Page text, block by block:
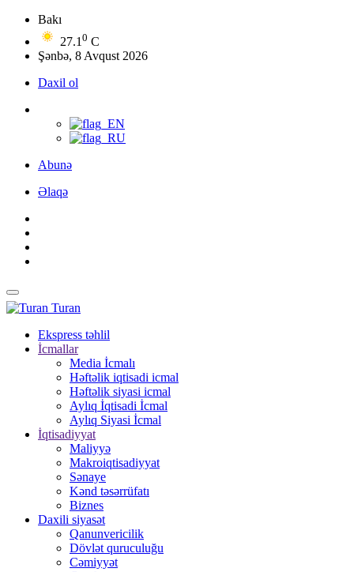
Bakı
27.1 0 C
Şənbə, 8 Avqust 2026
Daxil ol
Abunə
Əlaqə
Turan
Ekspress təhlil
İcmallar
Media İcmalı
Həftəlik iqtisadi icmal
Həftəlik siyasi icmal
Aylıq İqtisadi İcmal
Aylıq Siyasi İcmal
İqtisadiyyat
Maliyyə
Makroiqtisadiyyat
Sənaye
Kənd təsərrüfatı
Biznes
Daxili siyasət
Qanunvericilik
Dövlət quruculuğu
Cəmiyyət